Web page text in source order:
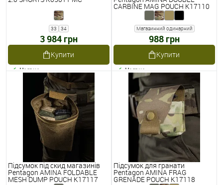
33 34
3 984 грн
Купити
Наявне
CARBINE MAG POUCH K17110
Магазинний одинарний
988 грн
Купити
Наявне
Підсумок під скид магазинів
Pentagon AMINA FOLDABLE
MESH DUMP POUCH K17117
Підсумок для гранати
Pentagon AMINA FRAG
GRENADE POUCH K17118